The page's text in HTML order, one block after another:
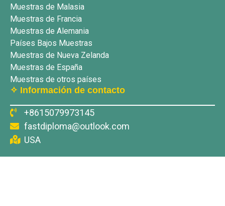
Muestras de Malasia
Muestras de Francia
Muestras de Alemania
Países Bajos Muestras
Muestras de Nueva Zelanda
Muestras de España
Muestras de otros países
✧ Información de contacto
+8615079973145
fastdiploma@outlook.com
USA